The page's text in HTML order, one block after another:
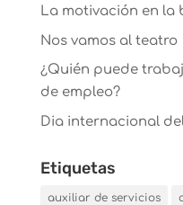
La motivación en la
Nos vamos al teatro
¿Quién puede
de empleo?
Dia internacional
Etiquetas
auxiliar de servicios